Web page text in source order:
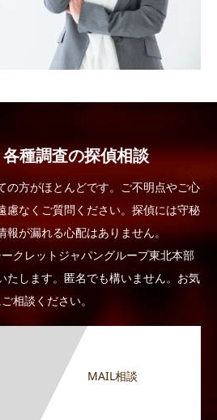
種調査の探偵相談
の方がほとんどです。ご不明点やご心
慮なくご質問ください。探偵には守秘
が漏れる心配はありません。
クレットジャパングループ東北本部
たします。匿名でも構いません。お気
相談ください。
MAIL相談